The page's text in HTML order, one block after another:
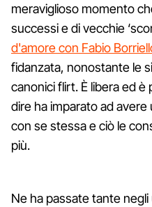
meraviglioso momento
successi e di vecchie
d'amore con Fabio
fidanzata, nonostante le
canonici flirt. È libera ed
dire ha imparato ad
con se stessa e ciò le
più.
Ne ha passate tante negli